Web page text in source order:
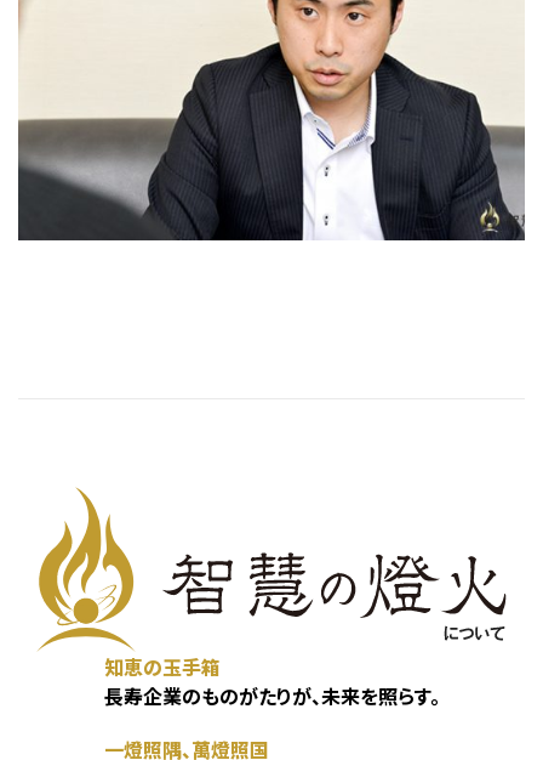
知恵の玉手箱
長寿企業のものがたりが、未来を照らす。
一燈照隅、萬燈照国